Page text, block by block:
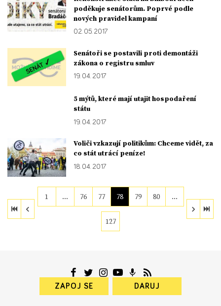
poděkuje senátorům. Poprvé podle
nových pravidel kampaní
02. 05. 2017
Senátoři se postavili proti demontáži
zákona o registru smluv
19. 04. 2017
5 mýtů, které mají utajit hospodaření
státu
19. 04. 2017
Voliči vzkazují politikům: Chceme vidět, za
co stát utrácí peníze!
18. 04. 2017
1 … 76 77 78 79 80 …
127
ZAPOJ SE DARUJ